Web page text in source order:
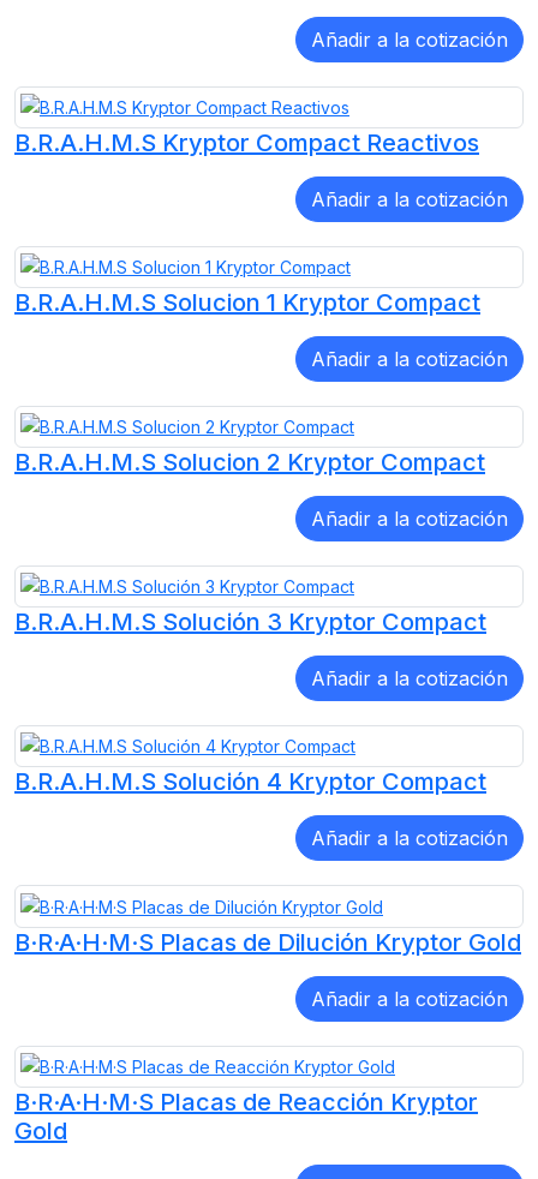
B.R.A.H.M.S Kryptor Compact Reactivos
B.R.A.H.M.S Solucion 1 Kryptor Compact
B.R.A.H.M.S Solucion 2 Kryptor Compact
B.R.A.H.M.S Solución 3 Kryptor Compact
B.R.A.H.M.S Solución 4 Kryptor Compact
B·R·A·H·M·S Placas de Dilución Kryptor Gold
B·R·A·H·M·S Placas de Reacción Kryptor
Gold